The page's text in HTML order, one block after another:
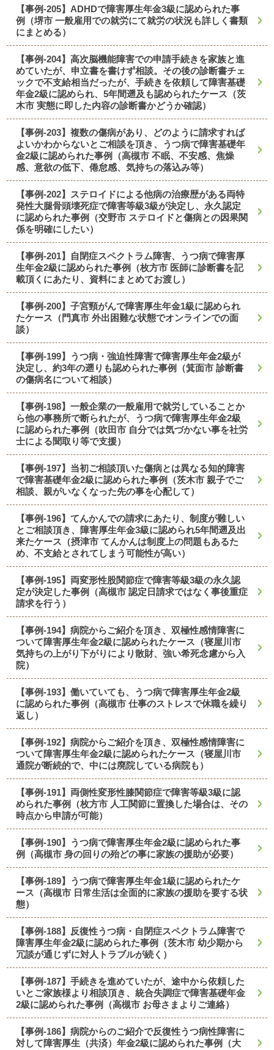
【事例-205】ADHDで障害厚生年金3級に認められた事
例（堺市 一般雇用での就労にて就労の状況も詳しく書類
にまとめる）
【事例-204】高次脳機能障害での申請手続きを家族と進
めていたが、申立書を書けず相談。その後の診断書チェ
ックで不支給相当だったが、手続きを依頼して障害基礎
年金2級に認められ、5年間遡及も認められたケース（茨
木市 実態に即した内容の診断書かどうか確認）
【事例-203】複数の傷病があり、どのように請求すれば
よいかわからないとご相談を頂き、うつ病で障害基礎年
金2級に認められた事例（高槻市 不眠、不安感、焦燥
感、意欲の低下、倦怠感、気持ちの落込み等）
【事例-202】ステロイドによる他病の治療歴がある両特
発性大腿骨頭壊死症で障害等級3級が決定し、永久認定
に認められた事例（交野市 ステロイドと傷病との因果関
係を明確にしたい）
【事例-201】自閉症スペクトラム障害、うつ病で障害厚
生年金2級に認められた事例（枚方市 医師に診断書を記
載頂くにあたり、資料にまとめてお渡し）
【事例-200】子宮頸がんで障害厚生年金1級に認められ
たケース（門真市 外出困難な状態でオンラインでの面
談）
【事例-199】うつ病・強迫性障害で障害厚生年金2級が
決定し、約3年の遡りも認められた事例（箕面市 診断書
の傷病名について相談）
【事例-198】一般企業の一般雇用で就労していることか
ら他の事務所で断られたが、うつ病で障害厚生年金2級
に認められた事例（吹田市 自分では気づかない事を社労
士による聞取り等で支援）
【事例-197】当初ご相談頂いた傷病とは異なる知的障害
で障害基礎年金2級に認められた事例（茨木市 親子でご
相談、親がいなくなった先の事を心配して）
【事例-196】てんかんでの請求にあたり、制度が難しい
とご相談頂き、障害厚生年金3級に認められ5年間遡及出
来たケース（摂津市 てんかんは制度上の問題もあるた
め、不支給とされてしまう可能性が高い）
【事例-195】両変形性股関節症で障害等級3級の永久認
定が決定した事例（高槻市 認定日請求ではなく事後重症
請求を行う）
【事例-194】病院からご紹介を頂き、双極性感情障害に
ついて障害厚生年金2級に認められたケース（寝屋川市
気持ちの上がり下がりにより散財、強い希死念慮から入
院）
【事例-193】働いていても、うつ病で障害厚生年金2級
に認められた事例（高槻市 仕事のストレスで休職を繰り
返し）
【事例-192】病院からご紹介を頂き、双極性感情障害に
ついて障害厚生年金2級に認められたケース（寝屋川市
通院が断続的で、中には廃院している病院も）
【事例-191】両側性変形性膝関節症で障害等級3級に認
められた事例（枚方市 人工関節に置換した場合は、その
時点から申請が可能）
【事例-190】うつ病で障害厚生年金2級に認められた事
例（高槻市 身の回りの殆どの事に家族の援助が必要）
【事例-189】うつ病で障害厚生年金1級に認められたケ
ース（高槻市 日常生活は全面的に家族の援助を要する状
態）
【事例-188】反復性うつ病・自閉症スペクトラム障害で
障害厚生年金2級に認められた事例（茨木市 幼少期から
冗談が通じずに対人トラブルが続く）
【事例-187】手続きを進めていたが、途中から依頼した
いとご家族様より相談頂き、統合失調症で障害基礎年金
2級に認められた事例（高槻市 お母さまよりご連絡）
【事例-186】病院からのご紹介で反復性うつ病性障害に
対して障害厚生（共済）年金2級に認められた事例（大